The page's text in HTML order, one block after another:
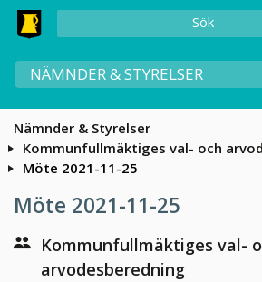
Sök
NÄMNDER & STYRELSER
Nämnder & Styrelser
Kommunfullmäktiges val- och
Möte 2021-11-25
Möte 2021-11-25
Kommunfullmäktiges val-
arvodesberedning